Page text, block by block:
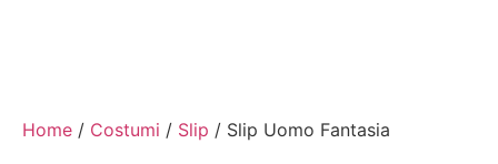
Home / Costumi / Slip / Slip Uomo Fantasia